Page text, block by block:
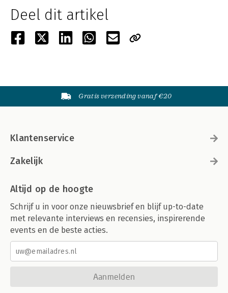
Deel dit artikel
Gratis verzending vanaf €20
Klantenservice
Zakelijk
Altijd op de hoogte
Schrijf u in voor onze nieuwsbrief en blijf up-to-date
met relevante interviews en recensies, inspirerende
events en de beste acties.
Aanmelden